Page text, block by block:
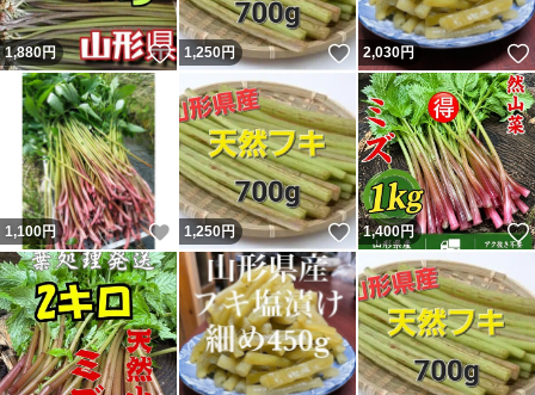
1,880円 いいね！
1,250円 いいね！
2,030円
1,100円 いいね！
1,250円 いいね！
1,400円